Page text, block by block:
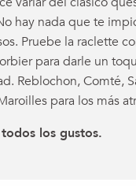
hay nada que te
Pruebe la raclette
para darle un
Reblochon, Comté,
para los más
los gustos.